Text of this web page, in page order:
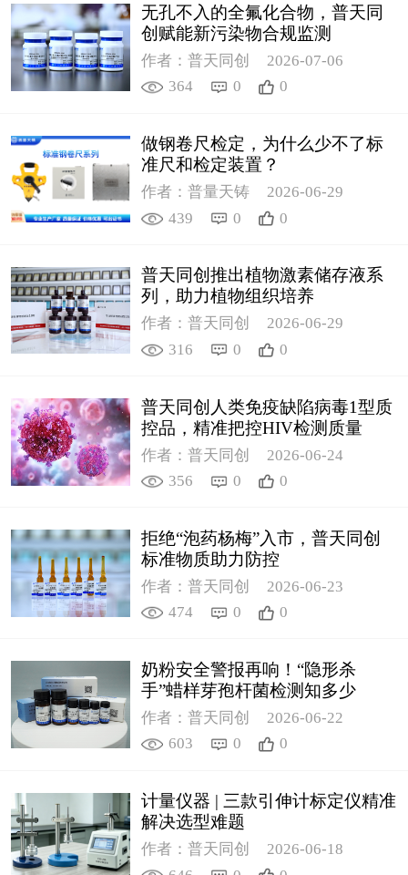
无孔不入的全氟化合物，普天同
创赋能新污染物合规监测
作者：普天同创
2026-07-06
364
0 0
做钢卷尺检定，为什么少不了标
准尺和检定装置？
作者：普量天铸
2026-06-29
439
0 0
普天同创推出植物激素储存液系
列，助力植物组织培养
作者：普天同创
2026-06-29
316
0 0
普天同创人类免疫缺陷病毒1型质
控品，精准把控HIV检测质量
作者：普天同创
2026-06-24
356
0 0
拒绝“泡药杨梅”入市，普天同创
标准物质助力防控
作者：普天同创
2026-06-23
474
0 0
奶粉安全警报再响！“隐形杀
手”蜡样芽孢杆菌检测知多少
作者：普天同创
2026-06-22
603
0 0
计量仪器 | 三款引伸计标定仪精准
解决选型难题
作者：普天同创
2026-06-18